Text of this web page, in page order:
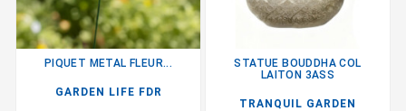
PIQUET METAL FLEUR...
GARDEN LIFE FDR
STATUE BOUDDHA COL
LAITON 3ASS
TRANQUIL GARDEN